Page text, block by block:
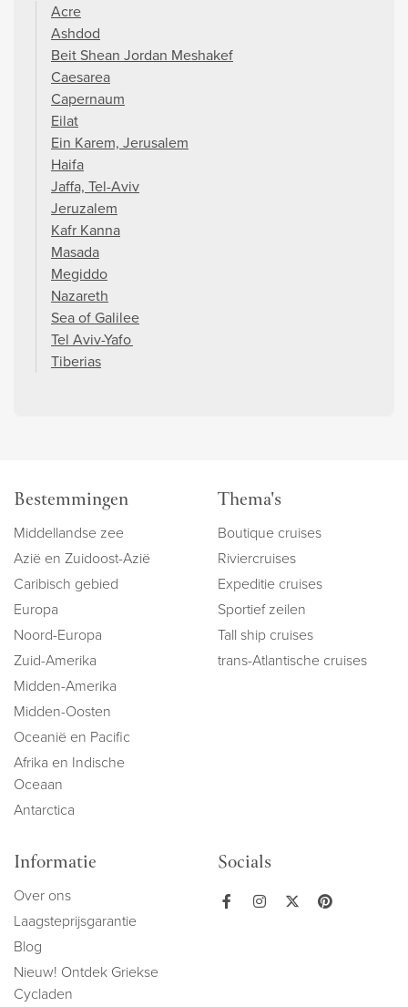
Acre
Ashdod
Beit Shean Jordan Meshakef
Caesarea
Capernaum
Eilat
Ein Karem, Jerusalem
Haifa
Jaffa, Tel-Aviv
Jeruzalem
Kafr Kanna
Masada
Megiddo
Nazareth
Sea of Galilee
Tel Aviv-Yafo
Tiberias
Bestemmingen
Middellandse zee
Azië en Zuidoost-Azië
Caribisch gebied
Europa
Noord-Europa
Zuid-Amerika
Midden-Amerika
Midden-Oosten
Oceanië en Pacific
Afrika en Indische
Oceaan
Antarctica
Thema's
Boutique cruises
Riviercruises
Expeditie cruises
Sportief zeilen
Tall ship cruises
trans-Atlantische cruises
Informatie
Over ons
Laagsteprijsgarantie
Blog
Nieuw! Ontdek Griekse
Cycladen
Socials